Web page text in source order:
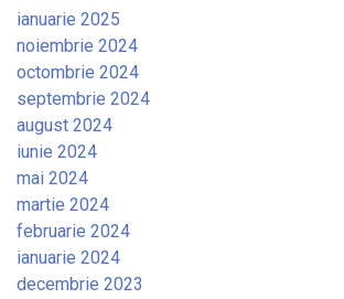
ianuarie 2025
noiembrie 2024
octombrie 2024
septembrie 2024
august 2024
iunie 2024
mai 2024
martie 2024
februarie 2024
ianuarie 2024
decembrie 2023